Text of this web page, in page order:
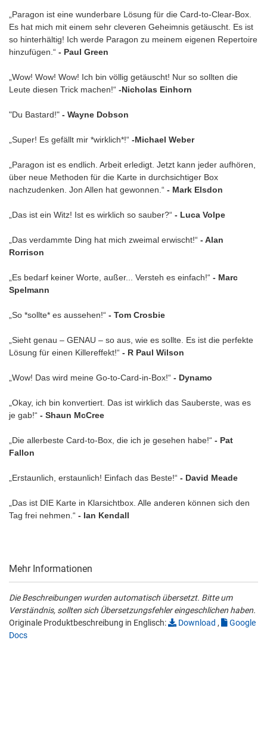
„Paragon ist eine wunderbare Lösung für die Card-to-Clear-Box.
Es hat mich mit einem sehr cleveren Geheimnis getäuscht. Es ist
so hinterhältig! Ich werde Paragon zu meinem eigenen Repertoire
hinzufügen.“ - Paul Green
„Wow! Wow! Wow! Ich bin völlig getäuscht! Nur so sollten die
Leute diesen Trick machen!“ -Nicholas Einhorn
"Du Bastard!" - Wayne Dobson
„Super! Es gefällt mir *wirklich*!“ -Michael Weber
„Paragon ist es endlich. Arbeit erledigt. Jetzt kann jeder aufhören,
über neue Methoden für die Karte in durchsichtiger Box
nachzudenken. Jon Allen hat gewonnen.“ - Mark Elsdon
„Das ist ein Witz! Ist es wirklich so sauber?“ - Luca Volpe
„Das verdammte Ding hat mich zweimal erwischt!“ - Alan
Rorrison
„Es bedarf keiner Worte, außer... Versteh es einfach!“ - Marc
Spelmann
„So *sollte* es aussehen!“ - Tom Crosbie
„Sieht genau – GENAU – so aus, wie es sollte. Es ist die perfekte
Lösung für einen Killereffekt!“ - R Paul Wilson
„Wow! Das wird meine Go-to-Card-in-Box!“ - Dynamo
„Okay, ich bin konvertiert. Das ist wirklich das Sauberste, was es
je gab!“ - Shaun McCree
„Die allerbeste Card-to-Box, die ich je gesehen habe!“ - Pat
Fallon
„Erstaunlich, erstaunlich! Einfach das Beste!“ - David Meade
„Das ist DIE Karte in Klarsichtbox. Alle anderen können sich den
Tag frei nehmen.“ - Ian Kendall
Mehr Informationen
Die Beschreibungen wurden automatisch übersetzt. Bitte um
Verständnis, sollten sich Übersetzungsfehler eingeschlichen haben.
Originale Produktbeschreibung in Englisch:
Download ,
Google
Docs